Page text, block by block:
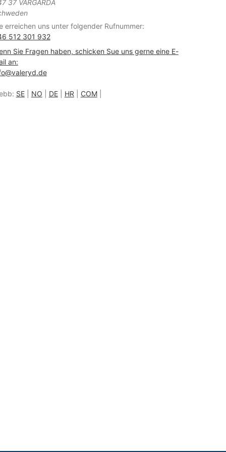
37 VÅRGÅRDA
erreichen uns unter folgender Rufnummer:
512 301 932
Sie Fragen haben, schicken Sue uns gerne eine E-
an:
SE| NO DE| HR COM|